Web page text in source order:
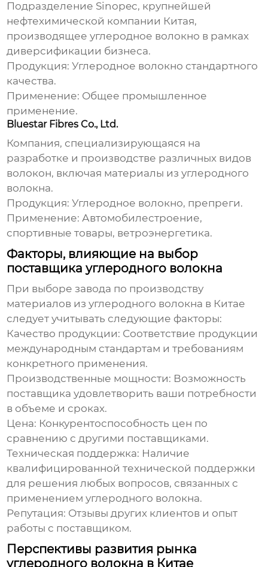
Подразделение Sinopec, крупнейшей
нефтехимической компании Китая,
производящее углеродное волокно в рамках
диверсификации бизнеса.
Продукция: Углеродное волокно стандартного
качества.
Применение: Общее промышленное
применение.
Bluestar Fibres Co., Ltd.
Компания, специализирующаяся на
разработке и производстве различных видов
волокон, включая материалы из углеродного
волокна.
Продукция: Углеродное волокно, препреги.
Применение: Автомобилестроение,
спортивные товары, ветроэнергетика.
Факторы, влияющие на выбор
поставщика углеродного волокна
При выборезавода по производству
материалов из углеродного волокна в Китае
следует учитывать следующие факторы:
Качество продукции: Соответствие продукции
международным стандартам и требованиям
конкретного применения.
Производственные мощности: Возможность
поставщика удовлетворить ваши потребности
в объеме и сроках.
Цена: Конкурентоспособность цен по
сравнению с другими поставщиками.
Техническая поддержка: Наличие
квалифицированной технической поддержки
для решения любых вопросов, связанных с
применением углеродного волокна.
Репутация: Отзывы других клиентов и опыт
работы с поставщиком.
Перспективы развития рынка
углеродного волокна в Китае